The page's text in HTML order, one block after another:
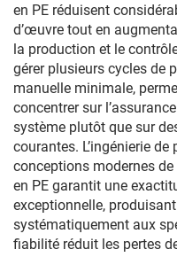
en PE réduisent
d’œuvre tout en
la production et le
gérer plusieurs cycles de
manuelle minimale,
concentrer sur
système plutôt que sur
courantes. L’ingénierie
conceptions modernes
en PE garantit une
exceptionnelle,
systématiquement aux
fiabilité réduit les pertes